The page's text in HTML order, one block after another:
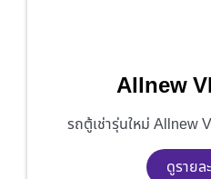
Allnew
รถตู้เช่ารุ่นใหม่ Allnew
ดูรายล